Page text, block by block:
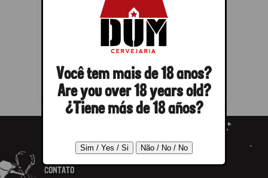
POST A REPLY
You must belogged in to post a
comment.
CONTATO
Você tem mais de 18 anos?
Are you over 18 years old?
¿Tiene más de 18 años?